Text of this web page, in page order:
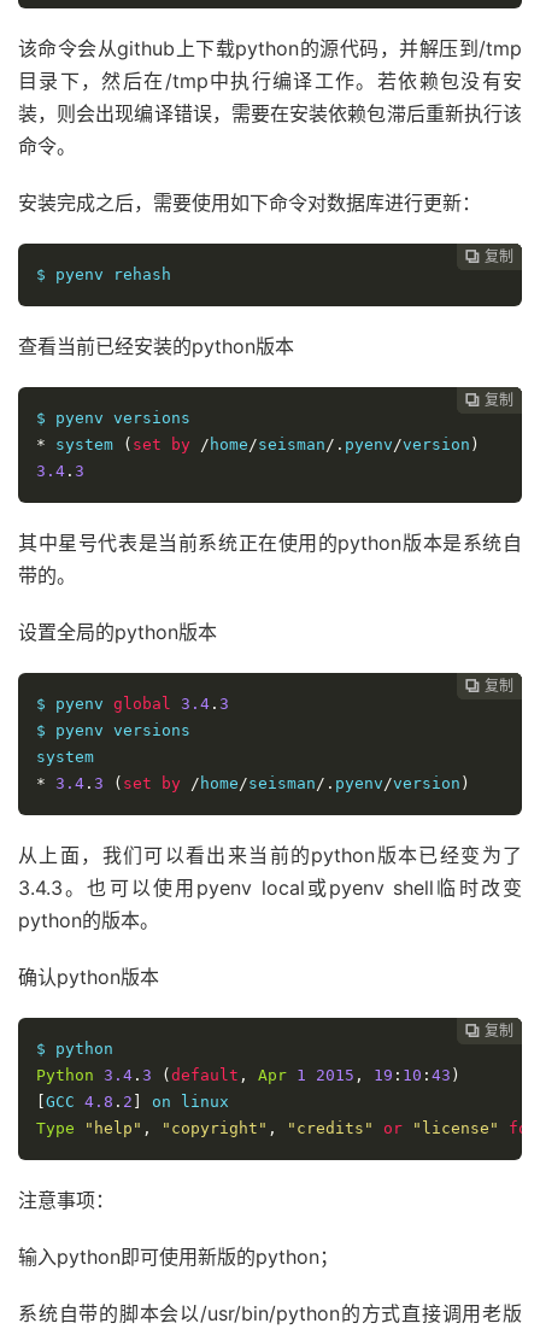
该命令会从github上下载python的源代码，并解压到/tmp
目录下，然后在/tmp中执行编译工作。若依赖包没有安
装，则会出现编译错误，需要在安装依赖包滞后重新执行该
命令。
安装完成之后，需要使用如下命令对数据库进行更新：
 复制
 复制
 复制
 复制
 复制
 复制
$ pyenv rehash
查看当前已经安装的python版本
 复制
 复制
 复制
 复制
 复制
* system ( set by / home/seisman/. pyenv/version )
3.4 . 3
其中星号代表是当前系统正在使用的python版本是系统自
带的。
设置全局的python版本
 复制
 复制
 复制
 复制
$ pyenv global 3.4 . 3
$ pyenv versions
* 3.4 . 3 ( set by / home/seisman/. pyenv/version )
从上面，我们可以看出来当前的python版本已经变为了
3.4.3。也可以使用pyenv local或pyenv shell临时改变
python的版本。
确认python版本
 复制
 复制
 复制
Python 3.4 . 3 ( default , Apr 1 2015 , 19 : 10 : 43 )
GCC 4.8 . 2
Type
"help" , "copyright" , "credits" or "license" for
注意事项：
输入python即可使用新版的python；
系统自带的脚本会以/usr/bin/python的方式直接调用老版